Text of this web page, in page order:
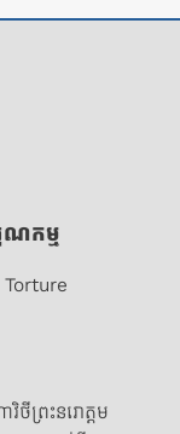
ណកម្ម
ថីព្រះនរោត្តម